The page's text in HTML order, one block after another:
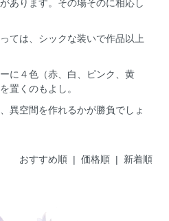
あります。その場そのに相応し
ては、シックな装いで作品以上
に４色（赤、白、ピンク、黄
置くのもよし。
異空間を作れるかが勝負でしょ
おすすめ順 | 価格順| 新着順